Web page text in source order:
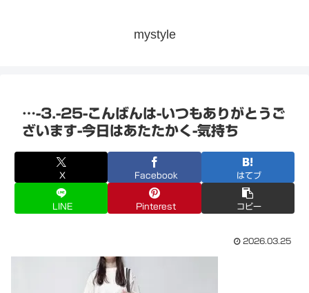
mystyle
…-3.-25-こんばんは-いつもありがとうご
ざいます-今日はあたたかく-気持ち
X Facebook はてブ
LINE Pinterest コピー
2026.03.25